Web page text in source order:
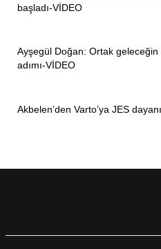
başladı-VİDEO
Ayşegül Doğan: Ortak geleceğin
adımı-VİDEO
Akbelen’den Varto’ya JES